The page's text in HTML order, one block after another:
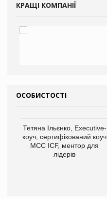
КРАЩІ КОМПАНІЇ
ОСОБИСТОСТІ
Тетяна Ільєнко, Executive-
коуч, сертифікований коуч
МСС ICF, ментор для
лідерів